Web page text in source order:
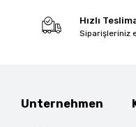
Hızlı
Siparişleriniz
Unternehmen